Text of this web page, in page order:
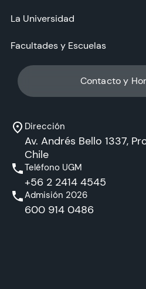
Contacto y
Dirección
Av. Andrés Bello 1337,
Chile
Teléfono UGM
+56 2 2414 4545
Admisión 2026
600 914 0486
La Universidad
Facultades y Escuelas